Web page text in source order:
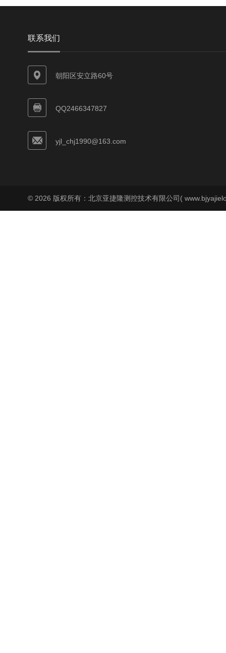
联系我们
朝阳区安立路60号
QQ2466347827
yjl_chj1990@163.com
© 2026 版权所有：北京亚捷隆测控技术有限公司(